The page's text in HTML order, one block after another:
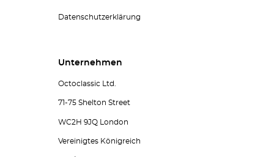
Datenschutzerklärung
Unternehmen
Octoclassic Ltd.
71-75 Shelton Street
WC2H 9JQ London
Vereinigtes Königreich